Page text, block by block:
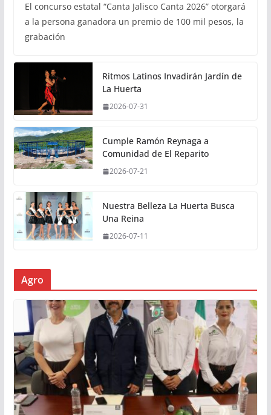
El concurso estatal “Canta Jalisco Canta 2026” otorgará
a la persona ganadora un premio de 100 mil pesos, la
grabación
Ritmos Latinos Invadirán Jardín de
La Huerta
2026-07-31
Cumple Ramón Reynaga a
Comunidad de El Reparito
2026-07-21
Nuestra Belleza La Huerta Busca
Una Reina
2026-07-11
Agro